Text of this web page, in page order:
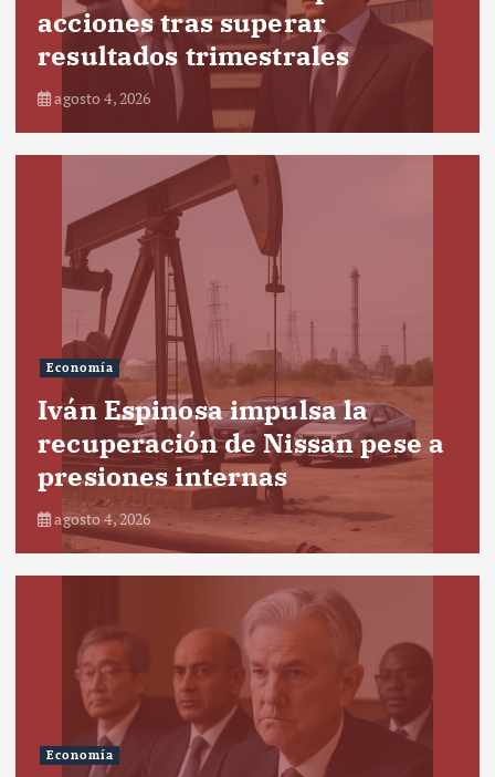
acciones tras superar
resultados trimestrales
agosto 4, 2026
Economía
Iván Espinosa impulsa la
recuperación de Nissan pese a
presiones internas
agosto 4, 2026
Economía